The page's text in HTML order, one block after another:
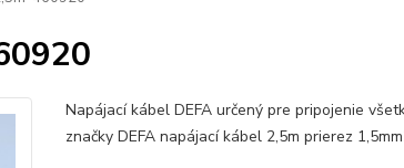
Napájací kábel DEFA určený pre pripojenie
značky DEFA napájací kábel 2,5m prierez